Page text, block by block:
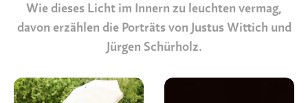
Wie dieses Licht im Innern zu leuchten vermag,
davon erzählen die Porträts von Justus Wittich und
Jürgen Schürholz.